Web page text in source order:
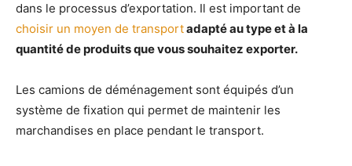
dans le processus d’exportation. Il est important de
choisir un moyen de transportadapté au type et à la
quantité de produits que vous souhaitez exporter.
Les camions de déménagement sont équipés d’un
système de fixation qui permet de maintenir les
marchandises en place pendant le transport.